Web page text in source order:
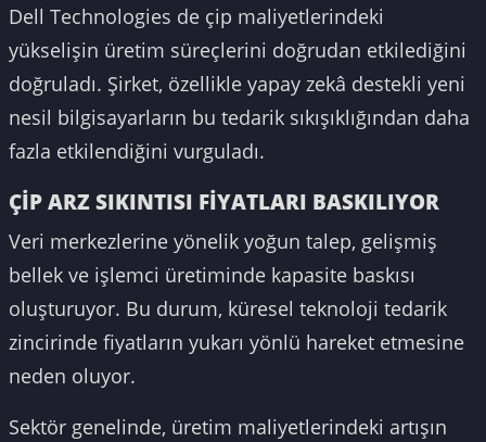
Dell Technologies de çip maliyetlerindeki
yükselişin üretim süreçlerini doğrudan etkilediğini
doğruladı. Şirket, özellikle yapay zekâ destekli yeni
nesil bilgisayarların bu tedarik sıkışıklığından daha
fazla etkilendiğini vurguladı.
ÇİP ARZ SIKINTISI FİYATLARI BASKILIYOR
Veri merkezlerine yönelik yoğun talep, gelişmiş
bellek ve işlemci üretiminde kapasite baskısı
oluşturuyor. Bu durum, küresel teknoloji tedarik
zincirinde fiyatların yukarı yönlü hareket etmesine
neden oluyor.
Sektör genelinde, üretim maliyetlerindeki artışın